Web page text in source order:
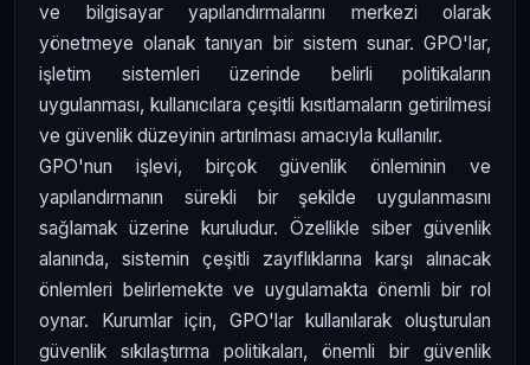
ve bilgisayar yapılandırmalarını merkezi olarak
yönetmeye olanak tanıyan bir sistem sunar. GPO'lar,
işletim sistemleri üzerinde belirli politikaların
uygulanması, kullanıcılara çeşitli kısıtlamaların getirilmesi
ve güvenlik düzeyinin artırılması amacıyla kullanılır.
GPO'nun işlevi, birçok güvenlik önleminin ve
yapılandırmanın sürekli bir şekilde uygulanmasını
sağlamak üzerine kuruludur. Özellikle siber güvenlik
alanında, sistemin çeşitli zayıflıklarına karşı alınacak
önlemleri belirlemekte ve uygulamakta önemli bir rol
oynar. Kurumlar için, GPO'lar kullanılarak oluşturulan
güvenlik sıkılaştırma politikaları, önemli bir güvenlik